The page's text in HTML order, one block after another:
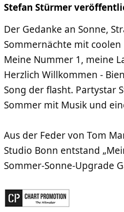
Stefan Stürmer
Der Gedanke an Sonne,
Sommernächte mit
Meine Nummer 1, meine
Herzlich Willkommen -
Song der flasht. Partystar
Sommer mit Musik und
Aus der Feder von Tom
Studio Bonn entstand
Sommer-Sonne-Upgrade